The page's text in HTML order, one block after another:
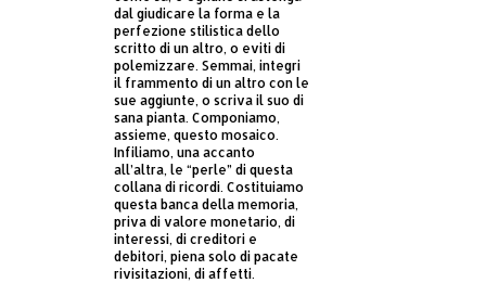
dal giudicare la forma e la
perfezione stilistica dello
scritto di un altro, o eviti di
polemizzare. Semmai, integri
il frammento di un altro con le
sue aggiunte, o scriva il suo di
sana pianta. Componiamo,
assieme, questo mosaico.
Infiliamo, una accanto
all’altra, le “perle” di questa
collana di ricordi. Costituiamo
questa banca della memoria,
priva di valore monetario, di
interessi, di creditori e
debitori, piena solo di pacate
rivisitazioni, di affetti.